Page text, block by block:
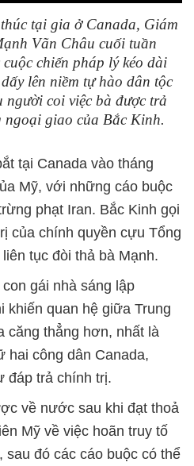
tại gia ở Canada, Giám
Vãn Châu cuối tuần
chiến pháp lý kéo dài
lên niềm tự hào dân tộc
coi việc bà được trả
ngoại giao của Bắc Kinh.
tại Canada vào tháng
Mỹ, với những cáo buộc
phạt Iran. Bắc Kinh gọi
của chính quyền cựu Tổng
tục đòi thả bà Mạnh.
gái nhà sáng lập
khiến quan hệ giữa Trung
căng thẳng hơn, nhất là
hai công dân Canada,
đáp trả chính trị.
về nước sau khi đạt thoả
Mỹ về việc hoãn truy tố
sau đó các cáo buộc có thể